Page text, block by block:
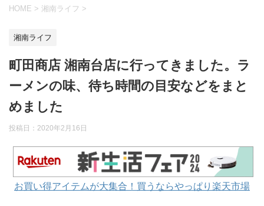
HOME > 湘南ライフ >
湘南ライフ
町田商店 湘南台店に行ってきました。ラ
ーメンの味、待ち時間の目安などをまと
めました
投稿日： 2020年2月16日
お買い得アイテムが大集合！買うならやっぱり楽天市場